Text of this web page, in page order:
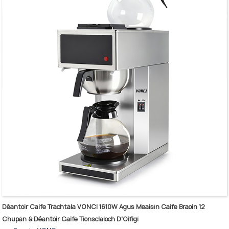
Dearadh Doras: Doras gloine tempered dúbailte ciseal Ciseal
tosaigh LOWE le doras féindhúnta, doras stíl stiallach
Méid seachtrach (mm): 390 * 450 * 1775
Déantóir Caife Tráchtála VONCI 1610W Agus Meaisín Caife Braoin 12
Chupán & Déantóir Caife Tionsclaíoch D'Oifigí